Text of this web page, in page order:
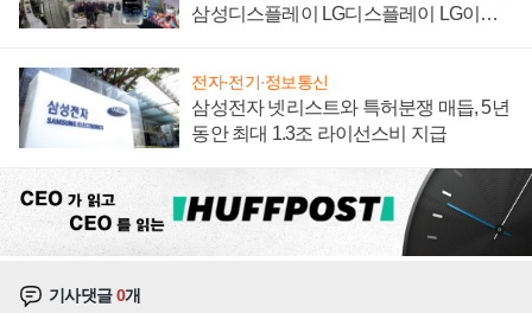
삼성디스플레이 LG디스플레이 LG이노
전자·전기·정보통신
삼성전자 넷리스트와 특허분쟁 매듭, 5년
동안 최대 1.3조 라이선스비 지급
기사댓글0개